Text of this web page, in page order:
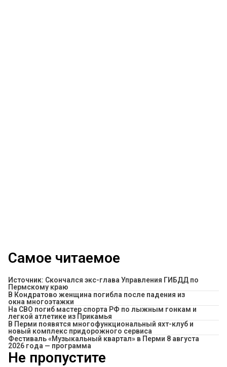
Самое читаемое
Источник: Скончался экс-глава Управления ГИБДД по
Пермскому краю
В Кондратово женщина погибла после падения из
окна многоэтажки
На СВО погиб мастер спорта РФ по лыжным гонкам и
легкой атлетике из Прикамья
В Перми появятся многофункциональный яхт-клуб и
новый комплекс придорожного сервиса
Фестиваль «Музыкальный квартал» в Перми 8 августа
2026 года — программа
Не пропустите